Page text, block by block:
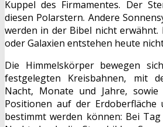
Kuppel des Firmamentes. Der
diesen Polarstern. Andere
werden in der Bibel nicht erwähnt.
oder Galaxien entstehen heute
Die Himmelskörper bewegen
festgelegten Kreisbahnen, mit
Nacht, Monate und Jahre,
Positionen auf der
bestimmt werden können: Bei